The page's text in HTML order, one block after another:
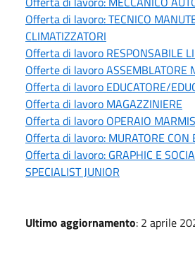
Offerta di lavoro: TECNICO
CLIMATIZZATORI
Offerta di lavoro RESPONSABILE
Offerte di lavoro ASSEMBLATORE
Offerta di lavoro EDUCATORE/
Offerta di lavoro MAGAZZINIERE
Offerta di lavoro OPERAIO
Offerta di lavoro: MURATORE CON
Offerta di lavoro: GRAPHIC E
SPECIALIST JUNIOR
Ultimo aggiornamento: 2 aprile